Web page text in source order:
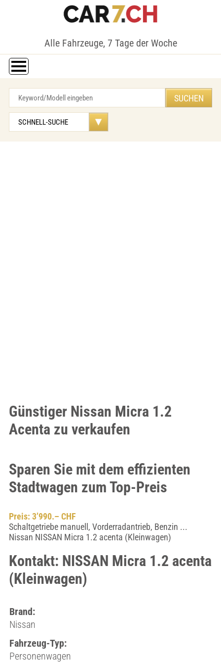
Alle Fahrzeuge, 7 Tage der Woche
Günstiger Nissan Micra 1.2
Acenta zu verkaufen
Sparen Sie mit dem effizienten
Stadtwagen zum Top-Preis
Preis: 3’990.– CHF
Schaltgetriebe manuell, Vorderradantrieb, Benzin ...
Nissan NISSAN Micra 1.2 acenta (Kleinwagen)
Kontakt: NISSAN Micra 1.2 acenta
(Kleinwagen)
Brand:
Nissan
Fahrzeug-Typ:
Personenwagen